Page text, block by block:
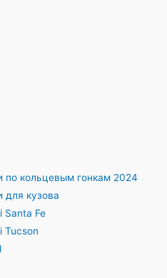
по кольцевым гонкам 2024
для кузова
Santa Fe
Tucson